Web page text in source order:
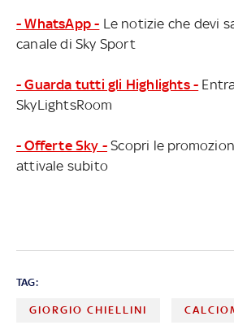
- WhatsApp - Le notizie che devi
canale di Sky Sport
- Guarda tutti gli Highlights -
SkyLightsRoom
- Offerte Sky - Scopri le
attivale subito
TAG:
GIORGIO CHIELLINI